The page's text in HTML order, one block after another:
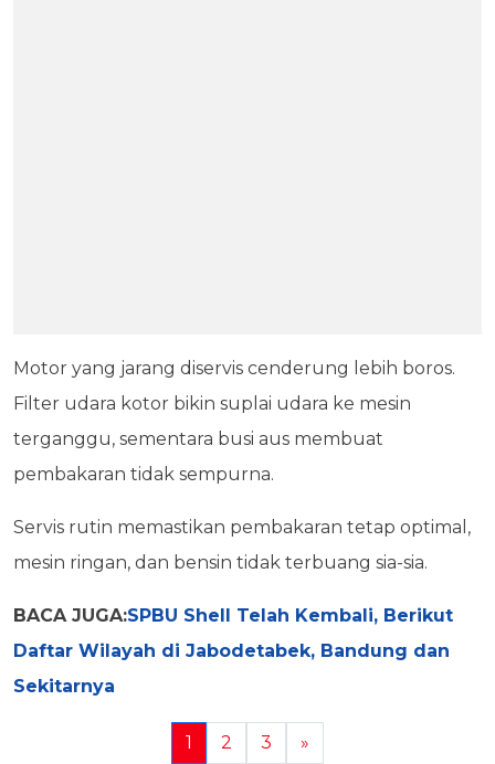
Motor yang jarang diservis cenderung lebih boros.
Filter udara kotor bikin suplai udara ke mesin
terganggu, sementara busi aus membuat
pembakaran tidak sempurna.
Servis rutin memastikan pembakaran tetap optimal,
mesin ringan, dan bensin tidak terbuang sia-sia.
BACA JUGA:SPBU Shell Telah Kembali, Berikut
Daftar Wilayah di Jabodetabek, Bandung dan
Sekitarnya
1 2 3 »